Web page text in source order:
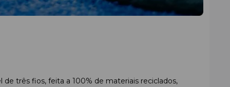
três fios, feita a 100% de materiais reciclados,